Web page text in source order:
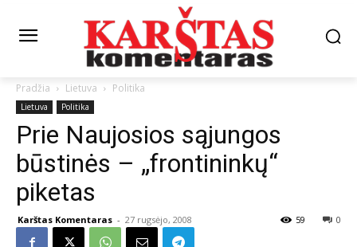
Pradžia Lietuva Politika
Lietuva Politika
Prie Naujosios sąjungos
būstinės – „frontininkų“
piketas
Karštas Komentaras - 27 rugsėjo, 2008 0
59